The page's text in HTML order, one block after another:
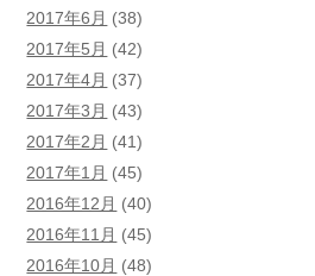
2017年6月 (38)
2017年5月 (42)
2017年4月 (37)
2017年3月 (43)
2017年2月 (41)
2017年1月 (45)
2016年12月 (40)
2016年11月 (45)
2016年10月 (48)